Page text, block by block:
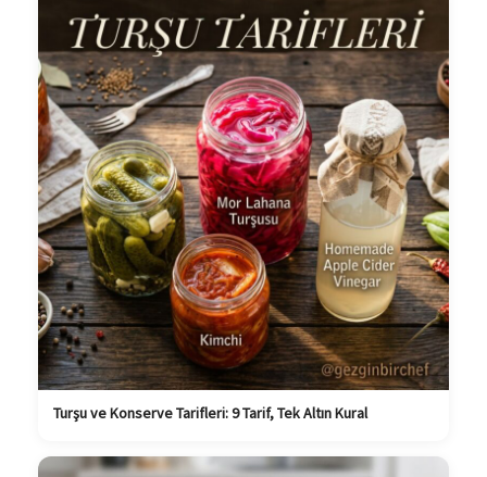
Turşu ve Konserve Tarifleri: 9 Tarif, Tek Altın Kural